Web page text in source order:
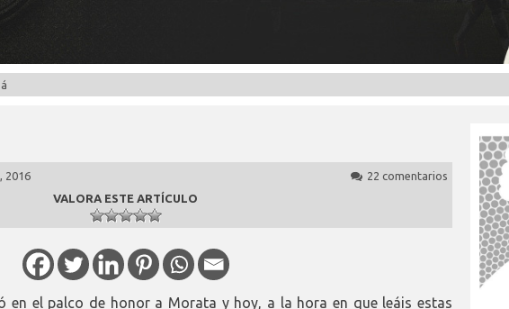
2016
22 comentarios
VALORA ESTE ARTÍCULO
en el palco de honor a Morata y hoy, a la hora en que leáis estas